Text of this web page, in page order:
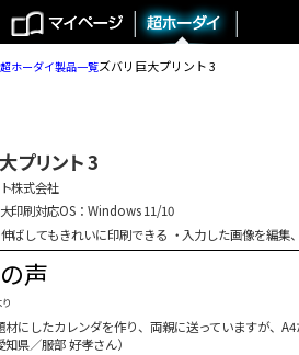
超ホーダイ製品一覧ズバリ巨大プリント 3
プリント 3
株式会社
印刷対応OS：Windows 11/10
ばしてもきれいに印刷できる ・入力した画像を編集
声
材にしたカレンダを作り、両親に送っていますが、
知県／服部 好孝さん）